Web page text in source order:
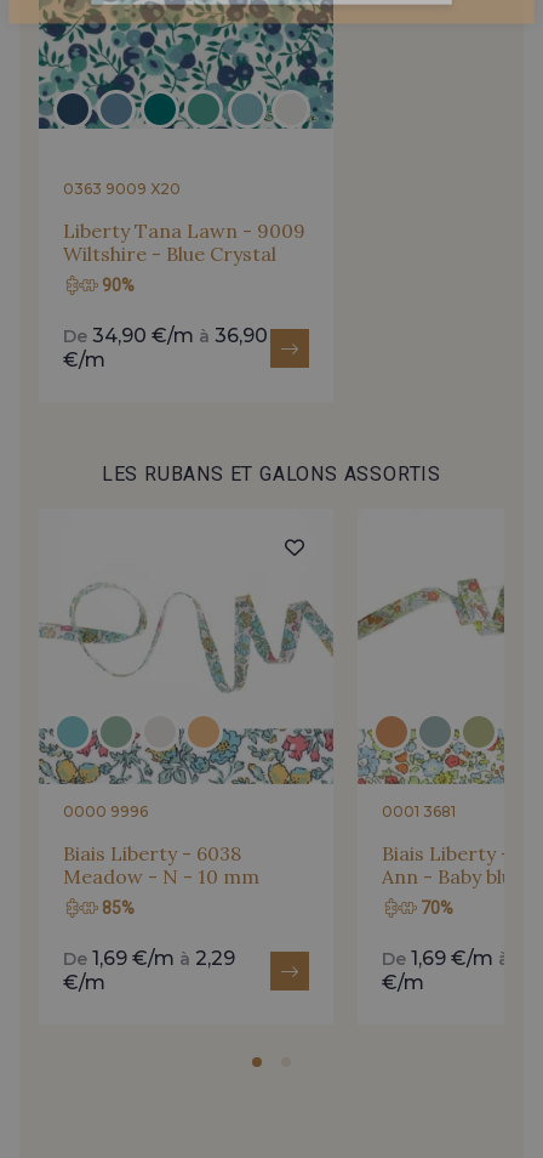
46 - Canard
0363 9009 X20
Liberty Tana Lawn - 9009
Wiltshire - Blue Crystal
90%
De 34,90 €/m à 36,90
€/m
LES RUBANS ET GALONS ASSORTIS
0000 9996
Biais Liberty - 6038
Meadow - N - 10 mm
85%
De 1,69 €/m à 2,29
€/m
0001 3681
Biais Liberty -
Ann - Baby blue -
70%
De 1,69 €/m à
€/m
Je m'abonne à la newsletter